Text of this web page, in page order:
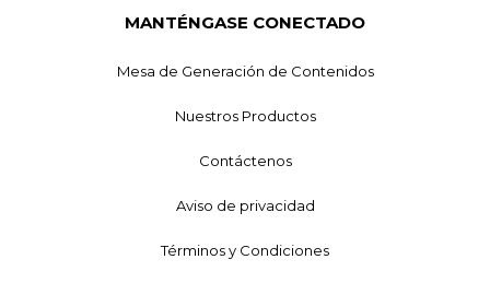
MANTÉNGASE CONECTADO
Mesa de Generación de Contenidos
Nuestros Productos
Contáctenos
Aviso de privacidad
Términos y Condiciones